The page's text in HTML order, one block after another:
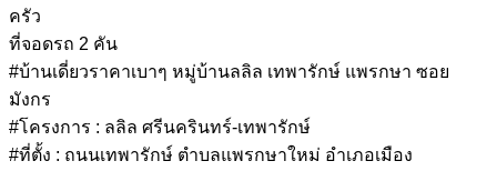
ครัว
ที่จอดรถ 2 คัน
#บ้านเดี่ยวราคาเบาๆ หมู่บ้านลลิล เทพารักษ์ แพรกษา ซอย
มังกร
#โครงการ : ลลิล ศรีนครินทร์-เทพารักษ์
#ที่ตั้ง : ถนนเทพารักษ์ ตำบลแพรกษาใหม่ อำเภอเมือง